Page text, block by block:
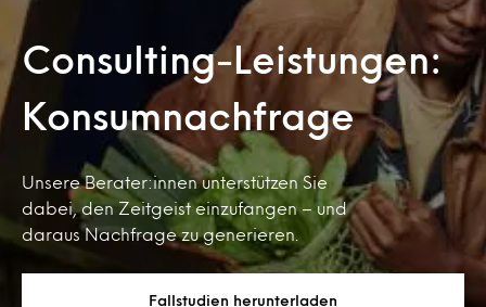
Consulting-Leistungen:
Konsumnachfrage
Unsere Berater:innen unterstützen Sie
dabei, den Zeitgeist einzufangen – und
daraus Nachfrage zu generieren.
Fallstudien herunterladen